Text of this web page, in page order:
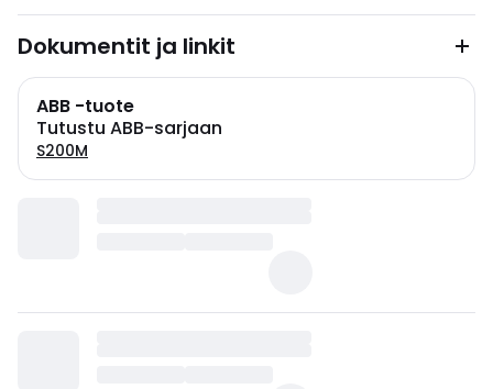
Dokumentit ja linkit
ABB -tuote
Tutustu ABB-sarjaan
S200M